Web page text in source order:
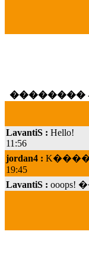
�������� -
11:56
jordan4 :
19:45
LavantiS :
���; ����
15:07